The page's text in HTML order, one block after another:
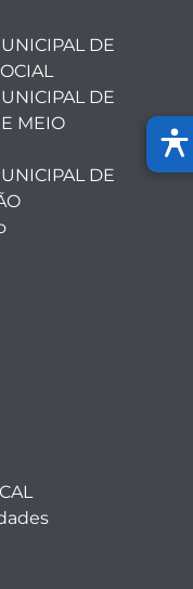
DE
DE
MEIO
DE